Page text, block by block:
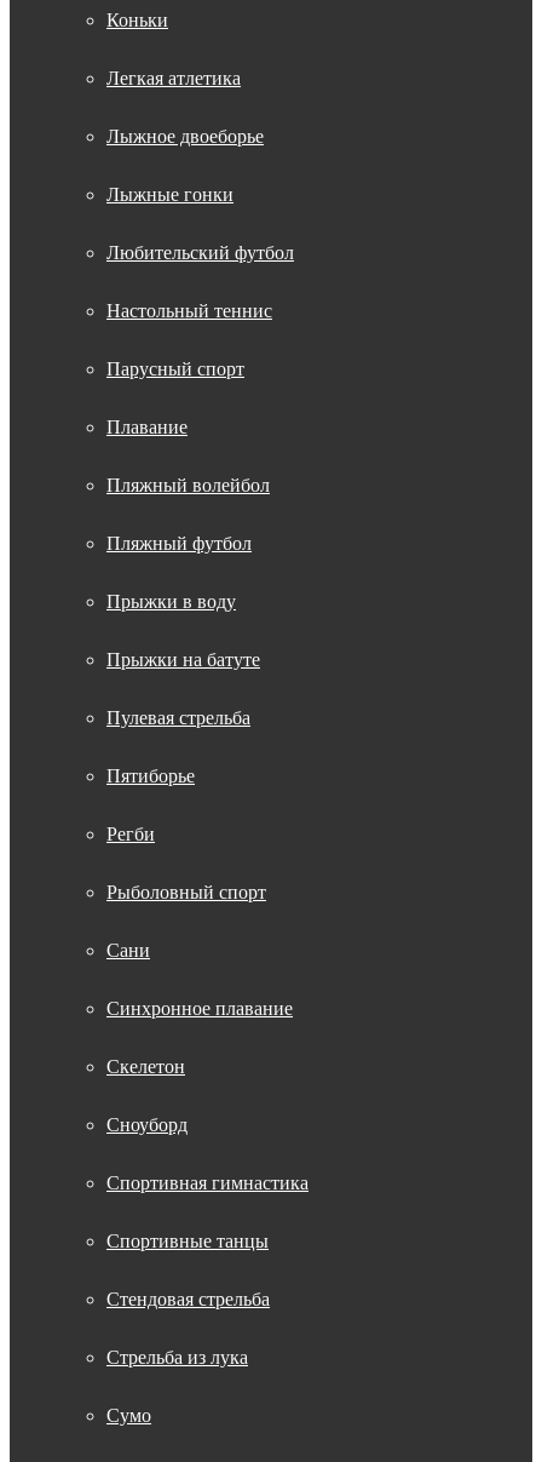
Коньки
Легкая атлетика
Лыжное двоеборье
Лыжные гонки
Любительский футбол
Настольный теннис
Парусный спорт
Плавание
Пляжный волейбол
Пляжный футбол
Прыжки в воду
Прыжки на батуте
Пулевая стрельба
Пятиборье
Регби
Рыболовный спорт
Сани
Синхронное плавание
Скелетон
Сноуборд
Спортивная гимнастика
Спортивные танцы
Стендовая стрельба
Стрельба из лука
Сумо